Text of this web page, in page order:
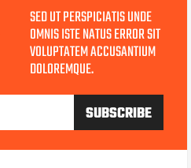
SED UT PERSPICIATIS UNDE
OMNIS ISTE NATUS ERROR SIT
VOLUPTATEM ACCUSANTIUM
DOLOREMQUE.